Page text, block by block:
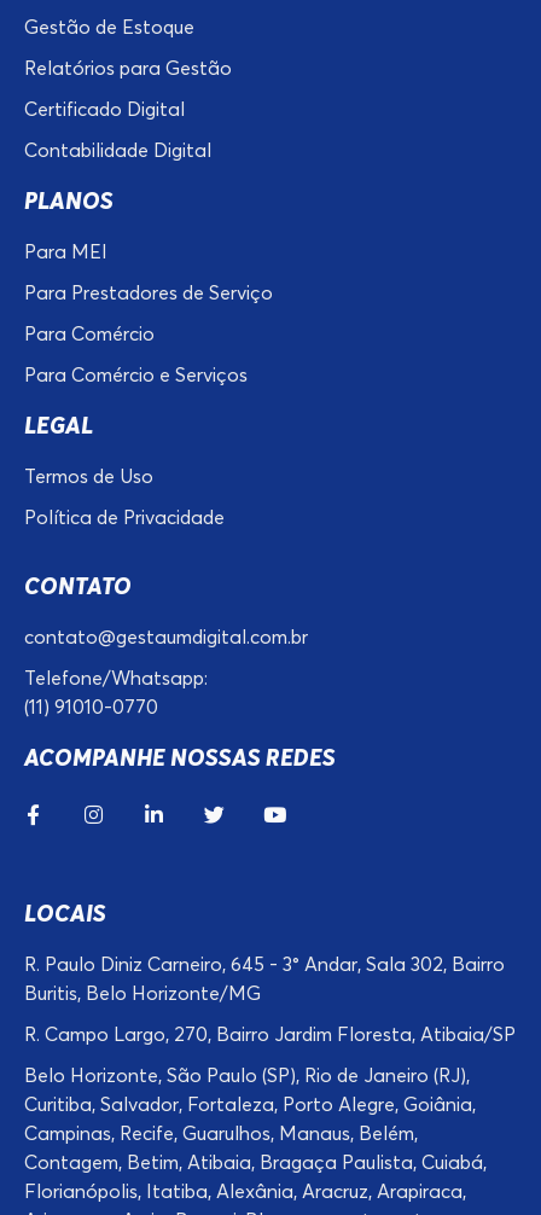
Gestão de Estoque
Relatórios para Gestão
Certificado Digital
Contabilidade Digital
PLANOS
Para MEI
Para Prestadores de Serviço
Para Comércio
Para Comércio e Serviços
LEGAL
Termos de Uso
Política de Privacidade
CONTATO
contato@gestaumdigital.com.br
Telefone/Whatsapp:
(11) 91010-0770
ACOMPANHE NOSSAS REDES
LOCAIS
R. Paulo Diniz Carneiro, 645 - 3° Andar, Sala 302, Bairro
Buritis, Belo Horizonte/MG
R. Campo Largo, 270, Bairro Jardim Floresta, Atibaia/SP
Belo Horizonte, São Paulo (SP), Rio de Janeiro (RJ),
Curitiba, Salvador, Fortaleza, Porto Alegre, Goiânia,
Campinas, Recife, Guarulhos, Manaus, Belém,
Contagem, Betim, Atibaia, Bragaça Paulista, Cuiabá,
Florianópolis, Itatiba, Alexânia, Aracruz, Arapiraca,